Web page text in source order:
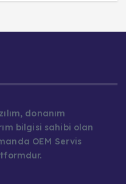
donanım
bilgisi sahibi olan
OEM Servis